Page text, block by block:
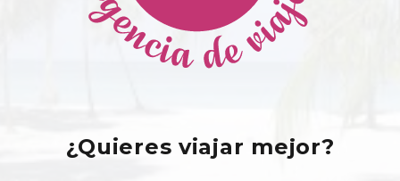
¿Quieres viajar mejor?